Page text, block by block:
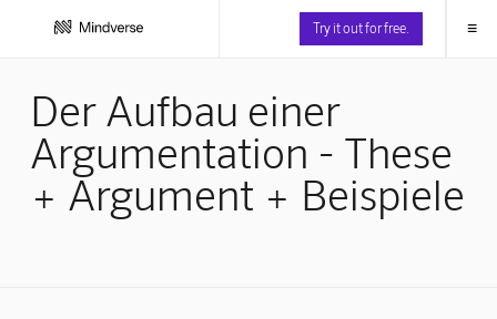
Try it out for free. ≡
Der Aufbau einer
Argumentation - These
+ Argument + Beispiele